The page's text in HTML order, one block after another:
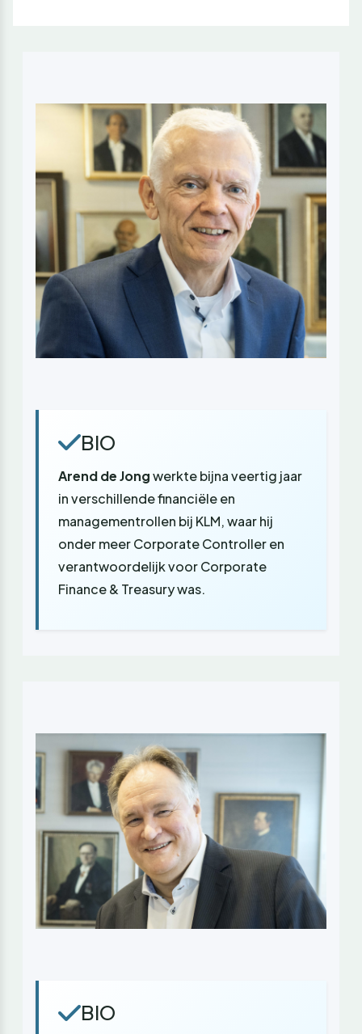
BIO
Arend de Jongwerkte bijna veertig jaar
in verschillende financiële en
managementrollen bij KLM, waar hij
onder meer Corporate Controller en
verantwoordelijk voor Corporate
Finance & Treasury was.
BIO